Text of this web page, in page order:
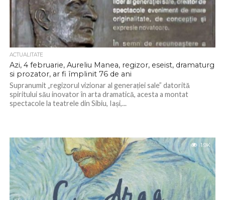
ACTUALITATE
Azi, 4 februarie, Aureliu Manea, regizor, eseist, dramaturg
si prozator, ar fi împlinit 76 de ani
Supranumit „regizorul vizionar al generației sale” datorită
spiritului său inovator în arta dramatică, acesta a montat
spectacole la teatrele din Sibiu, Iași,...
1.9K